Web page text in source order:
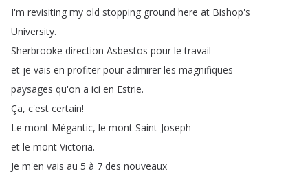
I'm revisiting my old stopping ground here at Bishop's
University.
Sherbrooke direction Asbestos pour le travail
et je vais en profiter pour admirer les magnifiques
paysages qu'on a ici en Estrie.
Ça, c'est certain!
Le mont Mégantic, le mont Saint-Joseph
et le mont Victoria.
Je m'en vais au 5 à 7 des nouveaux